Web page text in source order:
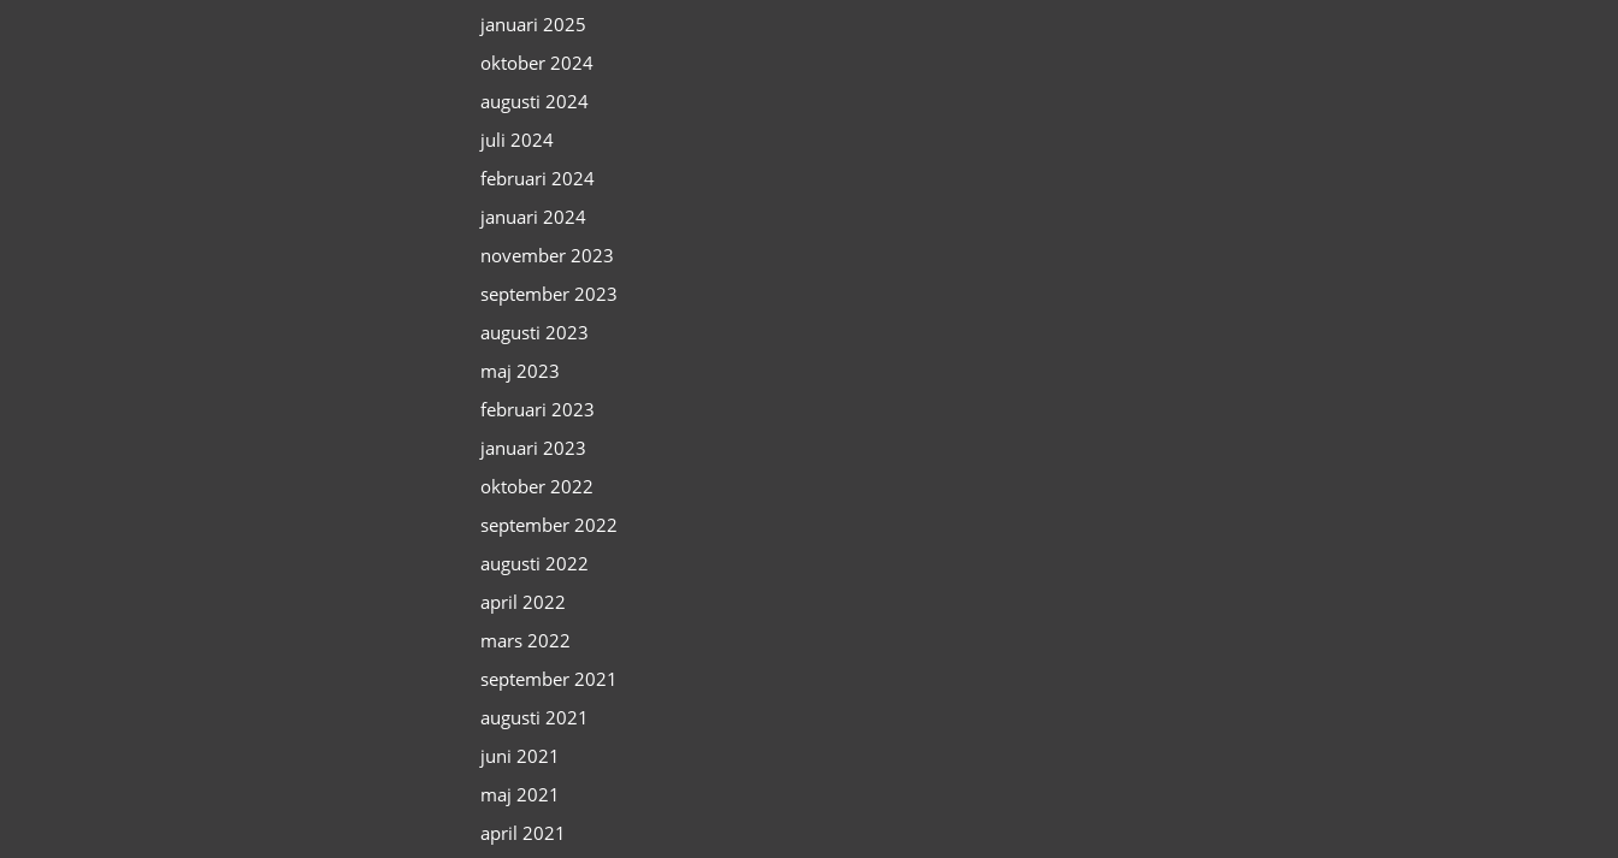
januari 2025
oktober 2024
augusti 2024
juli 2024
februari 2024
januari 2024
november 2023
september 2023
augusti 2023
maj 2023
februari 2023
januari 2023
oktober 2022
september 2022
augusti 2022
april 2022
mars 2022
september 2021
augusti 2021
juni 2021
maj 2021
april 2021